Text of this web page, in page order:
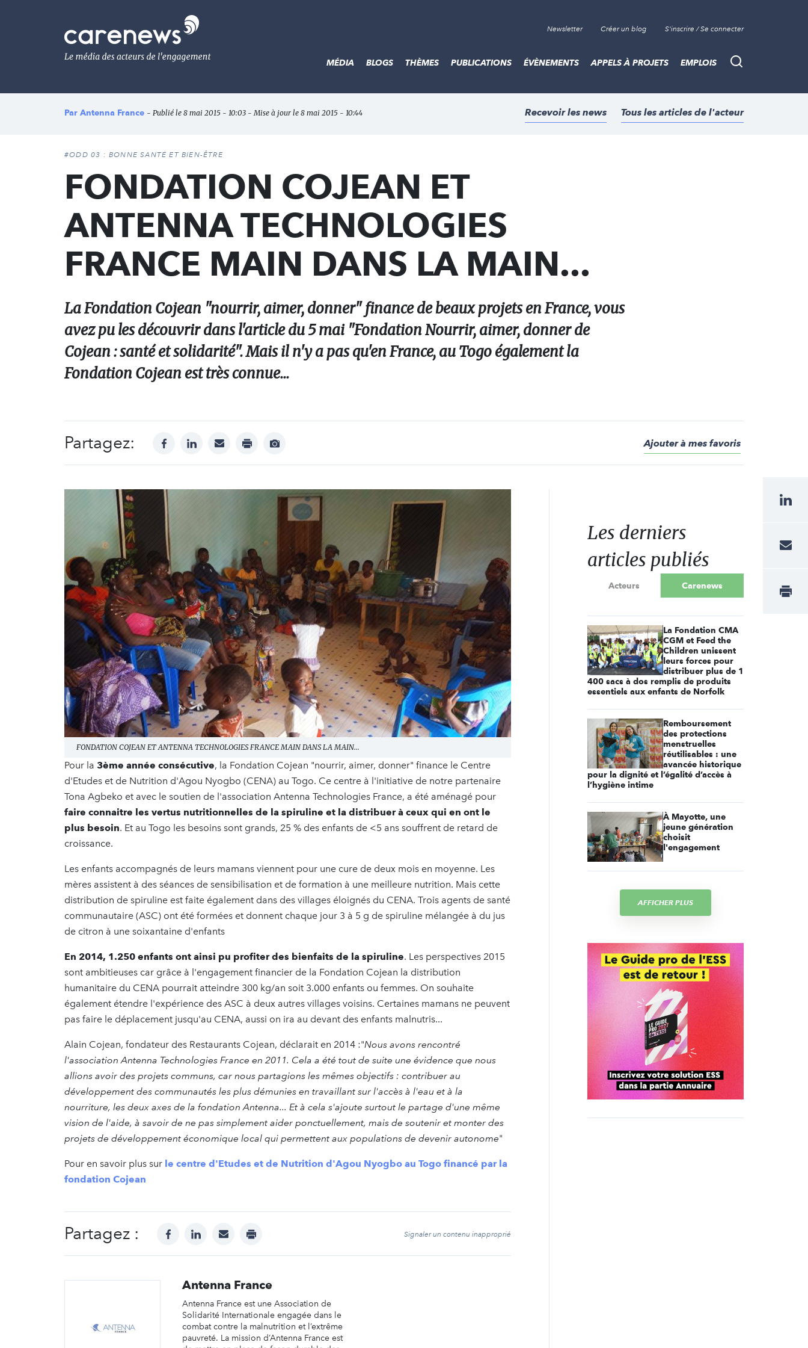
Le
média
de
l'engagement
Newsletter Créer un blog S'inscrire / Se connecter
Recherche
MÉDIA BLOGS THÈMES PUBLICATIONS ÉVÈNEMENTS APPELS À PROJETS EMPLOIS
Par Antenna France - Publié le 8 mai 2015 - 10:03 - Mise à jour le 8 mai 2015 - 10:44 Recevoir les news Tous les articles de l'acteur
#ODD 03 : BONNE SANTÉ ET BIEN-ÊTRE
FONDATION COJEAN ET
ANTENNA TECHNOLOGIES
FRANCE MAIN DANS LA MAIN...
La Fondation Cojean "nourrir, aimer, donner" finance de beaux projets en France, vous
avez pu les découvrir dans l'article du 5 mai "Fondation Nourrir, aimer, donner de
Cojean : santé et solidarité". Mais il n'y a pas qu'en France, au Togo également la
Fondation Cojean est très connue...
Partagez: facebooklinkedinmail print
Afficher
Ajouter à mes favoris
FONDATION COJEAN ET ANTENNA TECHNOLOGIES FRANCE MAIN DANS LA MAIN...
Pour la 3ème année consécutive, la Fondation Cojean "nourrir, aimer, donner" finance le Centre
d'Etudes et de Nutrition d'Agou Nyogbo (CENA) au Togo. Ce centre à l'initiative de notre partenaire
Tona Agbeko et avec le soutien de l'association Antenna Technologies France, a été aménagé pour
faire connaitre les vertus nutritionnelles de la spiruline et la distribuer à ceux qui en ont le
plus besoin. Et au Togo les besoins sont grands, 25 % des enfants de <5 ans souffrent de retard de
croissance.
Les enfants accompagnés de leurs mamans viennent pour une cure de deux mois en moyenne. Les
mères assistent à des séances de sensibilisation et de formation à une meilleure nutrition. Mais cette
distribution de spiruline est faite également dans des villages éloignés du CENA. Trois agents de santé
communautaire (ASC) ont été formées et donnent chaque jour 3 à 5 g de spiruline mélangée à du jus
de citron à une soixantaine d'enfants
En 2014, 1.250 enfants ont ainsi pu profiter des bienfaits de la spiruline. Les perspectives 2015
sont ambitieuses car grâce à l'engagement financier de la Fondation Cojean la distribution
humanitaire du CENA pourrait atteindre 300 kg/an soit 3.000 enfants ou femmes. On souhaite
également étendre l'expérience des ASC à deux autres villages voisins. Certaines mamans ne peuvent
pas faire le déplacement jusqu'au CENA, aussi on ira au devant des enfants malnutris...
Alain Cojean, fondateur des Restaurants Cojean, déclarait en 2014 :"Nous avons rencontré
l'association Antenna Technologies France en 2011. Cela a été tout de suite une évidence que nous
allions avoir des projets communs, car nous partagions les mêmes objectifs : contribuer au
développement des communautés les plus démunies en travaillant sur l'accès à l'eau et à la
nourriture, les deux axes de la fondation Antenna... Et à cela s'ajoute surtout le partage d'une même
vision de l'aide, à savoir de ne pas simplement aider ponctuellement, mais de soutenir et monter des
projets de développement économique local qui permettent aux populations de devenir autonome"
Pour en savoir plus sur le centre d'Etudes et de Nutrition d'Agou Nyogbo au Togo financé par la
fondation Cojean
Partagez : facebooklinkedinmail print Signaler un contenu inapproprié
Antenna France
Antenna France est une Association de
Solidarité Internationale engagée dans le
combat contre la malnutrition et l’extrême
pauvreté. La mission d’Antenna France est
Les derniers
articles publiés
Acteurs Carenews
La Fondation CMA
CGM et Feed the
Children unissent
leurs forces pour
distribuer plus de 1
400 sacs à dos remplis de produits
essentiels aux enfants de Norfolk
Remboursement
des protections
menstruelles
réutilisables : une
avancée historique
pour la dignité et l’égalité d’accès à
l’hygiène intime
À Mayotte, une
jeune génération
choisit
l'engagement
AFFICHER PLUS